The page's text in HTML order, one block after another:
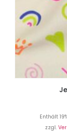
Enthält
zzgl.